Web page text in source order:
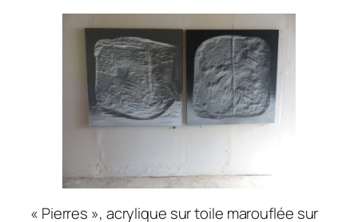
« Pierres », acrylique sur toile marouflée sur